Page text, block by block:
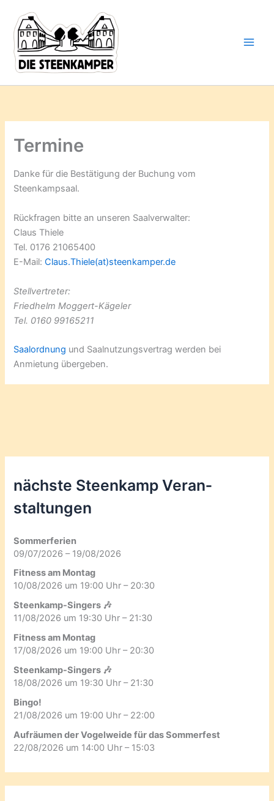
Inhalt
springen
Termine
Danke für die Bestätigung der Buchung vom
Steenkampsaal.
Rückfragen bitte an unseren Saalverwalter:
Claus Thiele
Tel. 0176 21065400
E-Mail:Claus.Thiele(at)steenkamper.de
Stellvertreter:
Friedhelm Moggert-Kägeler
Tel. 0160 99165211
Saalordnung und Saalnutzungsvertrag werden bei
Anmietung übergeben.
nächste Steenkamp Veran­
staltungen
Sommerferien
09/07/2026 – 19/08/2026
Fitness am Montag
10/08/2026 um 19:00 Uhr – 20:30
Steenkamp-Singers 🎶
11/08/2026 um 19:30 Uhr – 21:30
Fitness am Montag
17/08/2026 um 19:00 Uhr – 20:30
Steenkamp-Singers 🎶
18/08/2026 um 19:30 Uhr – 21:30
Bingo!
21/08/2026 um 19:00 Uhr – 22:00
Aufräumen der Vogelweide für das Sommerfest
22/08/2026 um 14:00 Uhr – 15:03
deine
Mail-
Adresse
ein ...